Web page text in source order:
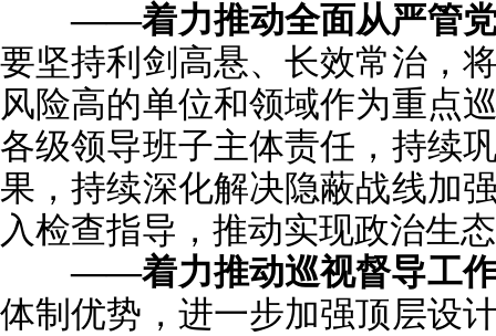
——着力推动全面从严管
要坚持利剑高悬、长效常治，
风险高的单位和领域作为重点
各级领导班子主体责任，持续
果，持续深化解决隐蔽战线加
入检查指导，推动实现政治生
——着力推动巡视督导工
体制优势，进一步加强顶层设